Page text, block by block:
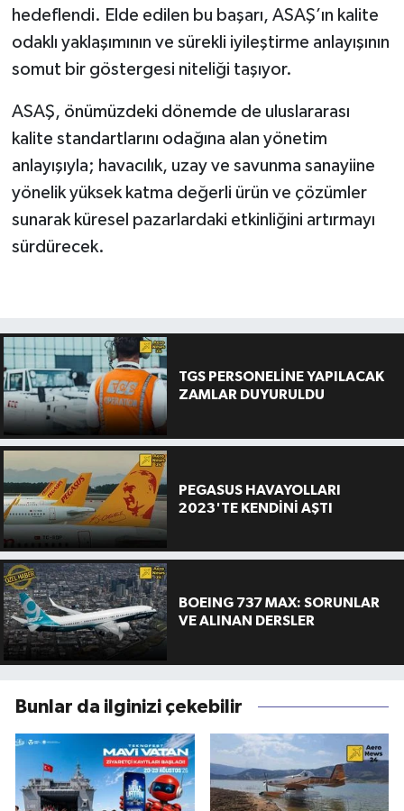
hedeflendi. Elde edilen bu başarı, ASAŞ’ın kalite
odaklı yaklaşımının ve sürekli iyileştirme anlayışının
somut bir göstergesi niteliği taşıyor.
ASAŞ, önümüzdeki dönemde de uluslararası
kalite standartlarını odağına alan yönetim
anlayışıyla; havacılık, uzay ve savunma sanayiine
yönelik yüksek katma değerli ürün ve çözümler
sunarak küresel pazarlardaki etkinliğini artırmayı
sürdürecek.
TGS PERSONELİNE YAPILACAK
ZAMLAR DUYURULDU
PEGASUS HAVAYOLLARI
2023'TE KENDİNİ AŞTI
BOEING 737 MAX: SORUNLAR
VE ALINAN DERSLER
Bunlar da ilginizi çekebilir